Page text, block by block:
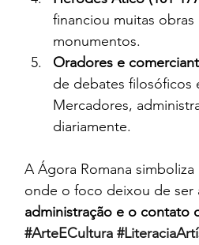
financiou muitas
monumentos.
Oradores e
de debates filosóficos
Mercadores,
diariamente.
A Ágora Romana
onde o foco deixou de ser
administração e o contato
#ArteECultura